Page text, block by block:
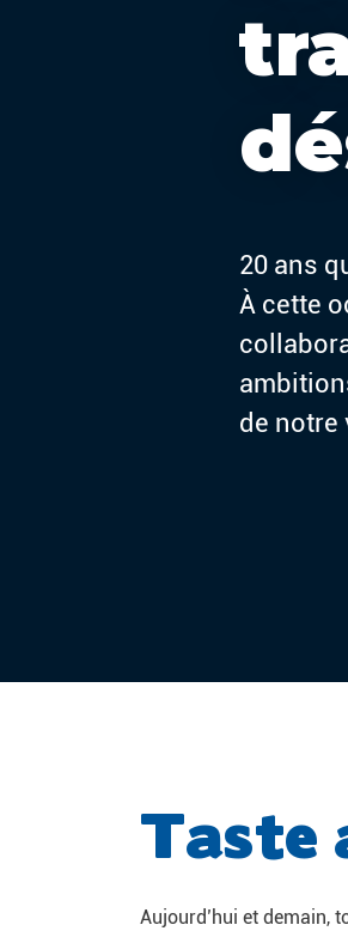
20 ans
À cette
de notre
Taste
Aujourd’hui et demain,